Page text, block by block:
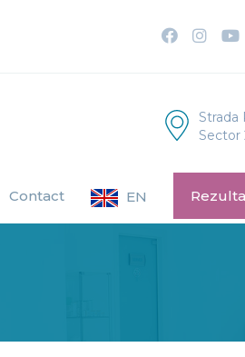
Strada
Sector
Contact EN